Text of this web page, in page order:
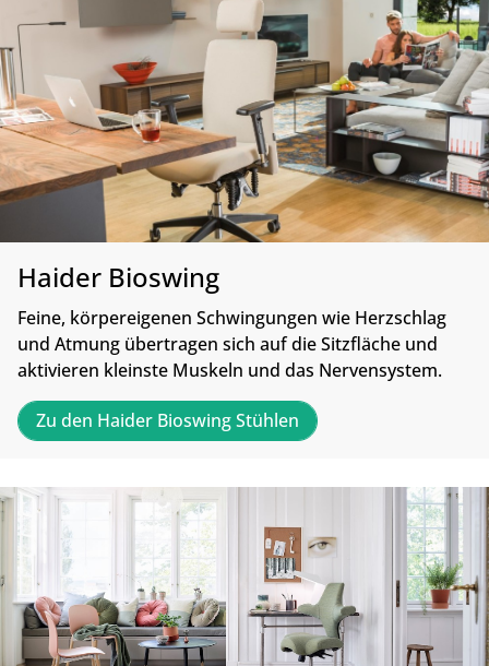
Haider Bioswing
Feine, körpereigenen Schwingungen wie Herzschlag
und Atmung übertragen sich auf die Sitzfläche und
aktivieren kleinste Muskeln und das Nervensystem.
Zu den Haider Bioswing Stühlen